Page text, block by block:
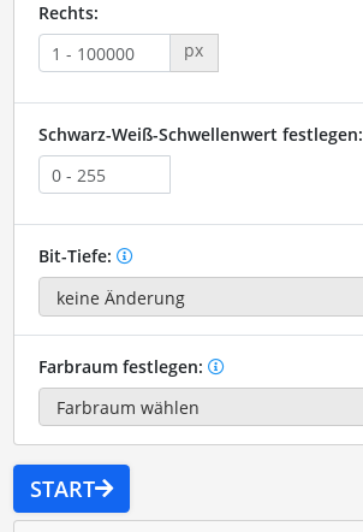
Rechts:
px
Schwarz-Weiß-Schwellenwert festlegen:
Bit-Tiefe:
Farbraum festlegen:
START